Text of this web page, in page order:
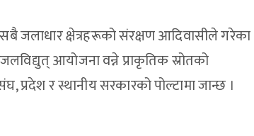
जलाधार क्षेत्रहरूको संरक्षण आदिवासीले गरेका
आयोजना वन्ने प्राकृतिक स्रोतको
प्रदेश र स्थानीय सरकारको पोल्टामा जान्छ ।